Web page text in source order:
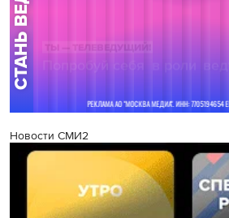
Новости СМИ2